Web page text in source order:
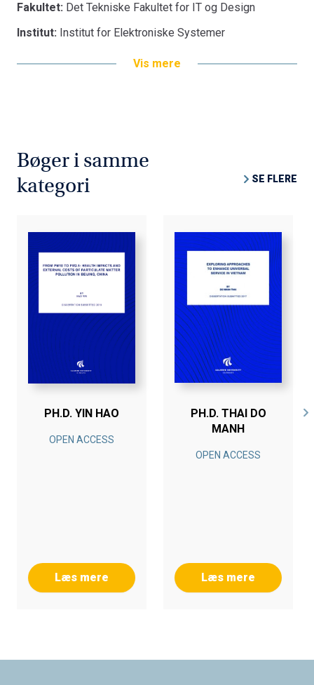
Fakultet: Det Tekniske Fakultet for IT og Design
Institut: Institut for Elektroniske Systemer
Vis mere
Bøger i samme
kategori
SE FLERE
PH.D. YIN HAO
OPEN ACCESS
Læs mere
PH.D. THAI DO
MANH
OPEN ACCESS
Læs mere